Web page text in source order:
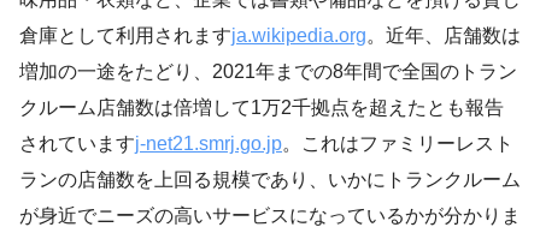
倉庫として利用されますja.wikipedia.org。近年、店舗数は
増加の一途をたどり、2021年までの8年間で全国のトラン
クルーム店舗数は倍増して1万2千拠点を超えたとも報告
されていますj-net21.smrj.go.jp。これはファミリーレスト
ランの店舗数を上回る規模であり、いかにトランクルーム
が身近でニーズの高いサービスになっているかが分かりま